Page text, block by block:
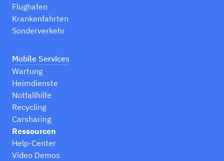
Flughafen
Krankenfahrten
Sonderverkehr
Mobile Services
Wartung
Heimdienste
Notfallhilfe
Recycling
Carsharing
Ressourcen
Help-Center
Video Demos